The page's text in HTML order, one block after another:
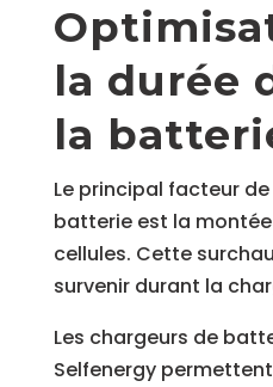
la durée
la
Le principal facteur
batterie est la
cellules. Cette
survenir durant la
Les chargeurs de
Selfenergy